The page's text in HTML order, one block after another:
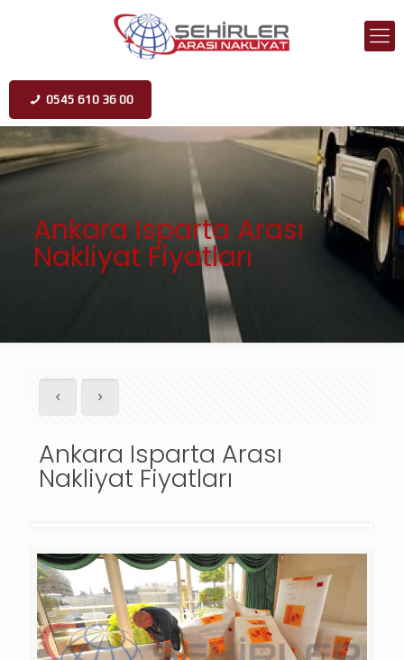
0545 610 36 00
Ankara Isparta Arası
Nakliyat Fiyatları
Ankara Isparta Arası
Nakliyat Fiyatları